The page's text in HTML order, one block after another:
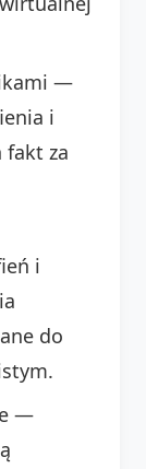
—
i
za
i
do
—